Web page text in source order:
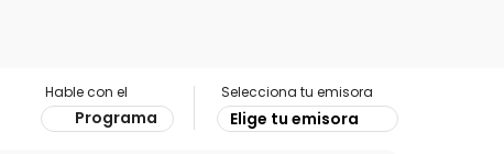
Hable con el
Programa
Selecciona tu emisora
Elige tu emisora